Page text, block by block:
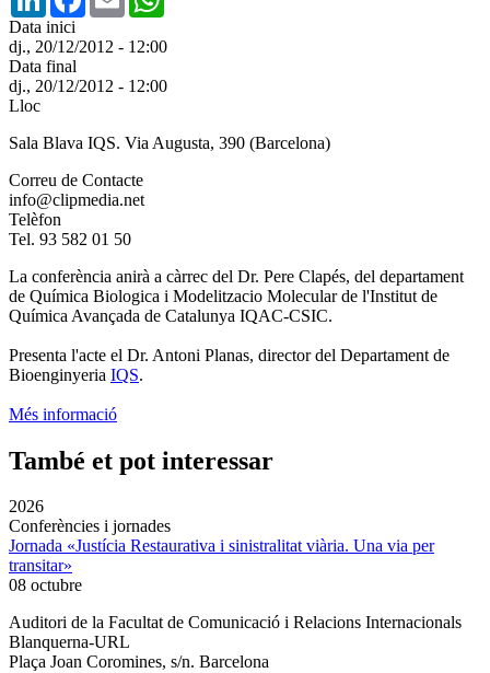
Data inici
dj., 20/12/2012 - 12:00
Data final
dj., 20/12/2012 - 12:00
Lloc
Sala Blava IQS. Via Augusta, 390 (Barcelona)
Correu de Contacte
info@clipmedia.net
Telèfon
Tel. 93 582 01 50
La conferència anirà a càrrec del Dr. Pere Clapés, del departament
de Química Biologica i Modelitzacio Molecular de l'Institut de
Química Avançada de Catalunya IQAC-CSIC.
Presenta l'acte el Dr. Antoni Planas, director del Departament de
Bioenginyeria IQS.
Més informació
També et pot interessar
2026
Conferències i jornades
Jornada «Justícia Restaurativa i sinistralitat viària. Una via per
transitar»
08 octubre
Auditori de la Facultat de Comunicació i Relacions Internacionals
Blanquerna-URL
Plaça Joan Coromines, s/n. Barcelona